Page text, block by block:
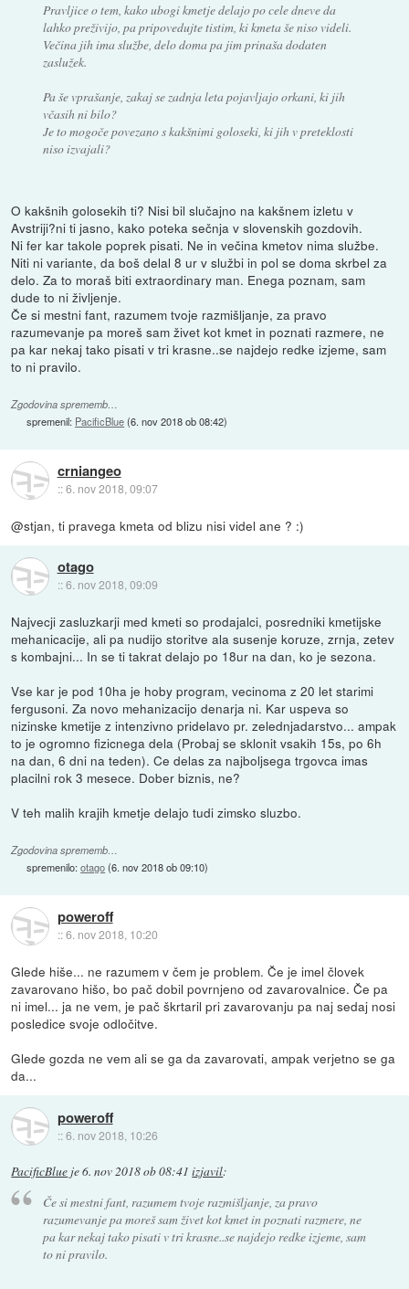
Pravljice o tem, kako ubogi kmetje delajo po cele dneve da
lahko preživijo, pa pripovedujte tistim, ki kmeta še niso videli.
Večina jih ima službe, delo doma pa jim prinaša dodaten
zaslužek.
Pa še vprašanje, zakaj se zadnja leta pojavljajo orkani, ki jih
včasih ni bilo?
Je to mogoče povezano s kakšnimi goloseki, ki jih v preteklosti
niso izvajali?
O kakšnih golosekih ti? Nisi bil slučajno na kakšnem izletu v
Avstriji?ni ti jasno, kako poteka sečnja v slovenskih gozdovih.
Ni fer kar takole poprek pisati. Ne in večina kmetov nima službe.
Niti ni variante, da boš delal 8 ur v službi in pol se doma skrbel za
delo. Za to moraš biti extraordinary man. Enega poznam, sam
dude to ni življenje.
Če si mestni fant, razumem tvoje razmišljanje, za pravo
razumevanje pa moreš sam živet kot kmet in poznati razmere, ne
pa kar nekaj tako pisati v tri krasne..se najdejo redke izjeme, sam
to ni pravilo.
Zgodovina sprememb…
spremenil: PacificBlue(6. nov 2018 ob 08:42)
crniangeo
::6. nov 2018, 09:07
@stjan, ti pravega kmeta od blizu nisi videl ane ? :)
otago
::6. nov 2018, 09:09
Najvecji zasluzkarji med kmeti so prodajalci, posredniki kmetijske
mehanicacije, ali pa nudijo storitve ala susenje koruze, zrnja, zetev
s kombajni... In se ti takrat delajo po 18ur na dan, ko je sezona.
Vse kar je pod 10ha je hoby program, vecinoma z 20 let starimi
fergusoni. Za novo mehanizacijo denarja ni. Kar uspeva so
nizinske kmetije z intenzivno pridelavo pr. zelednjadarstvo... ampak
to je ogromno fizicnega dela (Probaj se sklonit vsakih 15s, po 6h
na dan, 6 dni na teden). Ce delas za najboljsega trgovca imas
placilni rok 3 mesece. Dober biznis, ne?
V teh malih krajih kmetje delajo tudi zimsko sluzbo.
Zgodovina sprememb…
spremenilo:otago(6. nov 2018 ob 09:10)
poweroff
::6. nov 2018, 10:20
Glede hiše... ne razumem v čem je problem. Če je imel človek
zavarovano hišo, bo pač dobil povrnjeno od zavarovalnice. Če pa
ni imel... ja ne vem, je pač škrtaril pri zavarovanju pa naj sedaj nosi
posledice svoje odločitve.
Glede gozda ne vem ali se ga da zavarovati, ampak verjetno se ga
da...
poweroff
::6. nov 2018, 10:26
PacificBlue je6. nov 2018 ob 08:41 izjavil:
Če si mestni fant, razumem tvoje razmišljanje, za pravo
razumevanje pa moreš sam živet kot kmet in poznati razmere, ne
pa kar nekaj tako pisati v tri krasne..se najdejo redke izjeme, sam
to ni pravilo.